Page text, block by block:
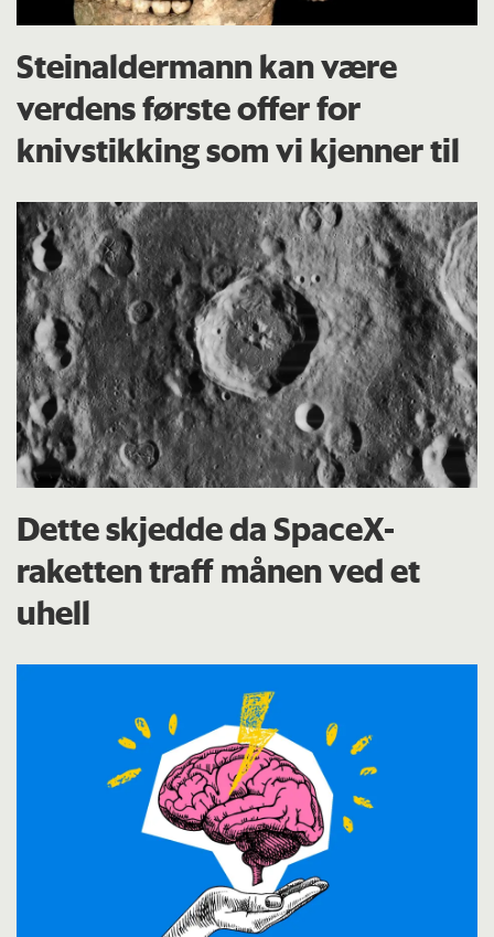
Steinaldermann kan være
verdens første offer for
knivstikking som vi kjenner til
Dette skjedde da SpaceX-
raketten traff månen ved et
uhell